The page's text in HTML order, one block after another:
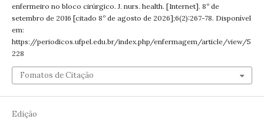
enfermeiro no bloco cirúrgico. J. nurs. health. [Internet]. 8º de
setembro de 2016 [citado 8º de agosto de 2026];6(2):267-78. Disponível
em:
https://periodicos.ufpel.edu.br/index.php/enfermagem/article/view/5
228
Fomatos de Citação
Edição